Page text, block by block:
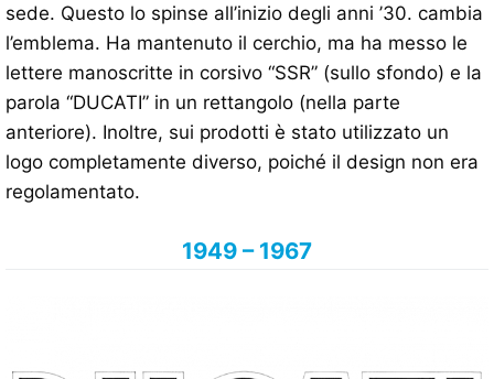
sede. Questo lo spinse all’inizio degli anni ’30. cambia
l’emblema. Ha mantenuto il cerchio, ma ha messo le
lettere manoscritte in corsivo “SSR” (sullo sfondo) e la
parola “DUCATI” in un rettangolo (nella parte
anteriore). Inoltre, sui prodotti è stato utilizzato un
logo completamente diverso, poiché il design non era
regolamentato.
1949 – 1967